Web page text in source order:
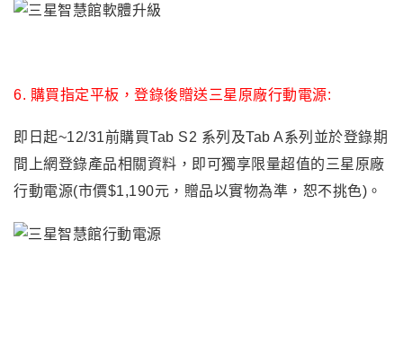
6. 購買指定平板，登錄後贈送三星原廠行動電源:
即日起~12/31前購買Tab S2 系列及Tab A系列並於登錄期
間上網登錄產品相關資料，即可獨享限量超值的三星原廠
行動電源(市價$1,190元，贈品以實物為準，恕不挑色)。